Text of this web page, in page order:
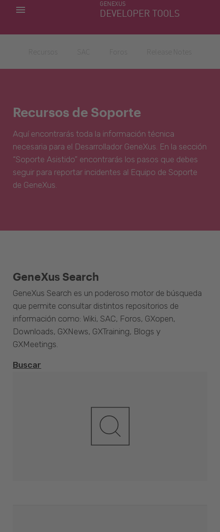
GENEXUS
DEVELOPER TOOLS
MIS APLICACIONES
Recursos de Soporte
Aquí encontrarás toda la información técnica
necesaria para el Desarrollador GeneXus. En la sección
“Soporte Asistido” encontrarás los pasos que debes
seguir para reportar incidentes al Equipo de Soporte
de GeneXus.
GeneXus Search
GeneXus Search es un poderoso motor de búsqueda
que permite consultar distintos repositorios de
información como: Wiki, SAC, Foros, GXopen,
Downloads, GXNews, GXTraining, Blogs y
GXMeetings.
Buscar